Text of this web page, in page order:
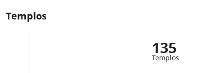
Templos
135
Templos